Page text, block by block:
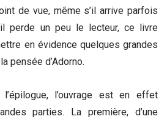
de vue, même s’il arrive parfois
perde un peu le lecteur, ce livre
en évidence quelques grandes
pensée d’Adorno.
l’ouvrage est en effet
parties. La première, d’une